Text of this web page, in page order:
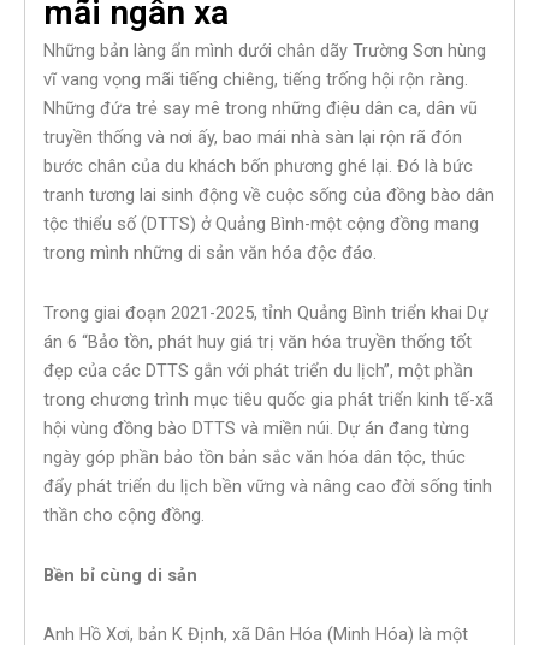
mãi ngân xa
Những bản làng ẩn mình dưới chân dãy Trường Sơn hùng
vĩ vang vọng mãi tiếng chiêng, tiếng trống hội rộn ràng.
Những đứa trẻ say mê trong những điệu dân ca, dân vũ
truyền thống và nơi ấy, bao mái nhà sàn lại rộn rã đón
bước chân của du khách bốn phương ghé lại. Đó là bức
tranh tương lai sinh động về cuộc sống của đồng bào dân
tộc thiểu số (DTTS) ở Quảng Bình-một cộng đồng mang
trong mình những di sản văn hóa độc đáo.
Trong giai đoạn 2021-2025, tỉnh Quảng Bình triển khai Dự
án 6 “Bảo tồn, phát huy giá trị văn hóa truyền thống tốt
đẹp của các DTTS gắn với phát triển du lịch”, một phần
trong chương trình mục tiêu quốc gia phát triển kinh tế-xã
hội vùng đồng bào DTTS và miền núi. Dự án đang từng
ngày góp phần bảo tồn bản sắc văn hóa dân tộc, thúc
đẩy phát triển du lịch bền vững và nâng cao đời sống tinh
thần cho cộng đồng.
Bền bỉ cùng di sản
Anh Hồ Xơi, bản K Định, xã Dân Hóa (Minh Hóa) là một